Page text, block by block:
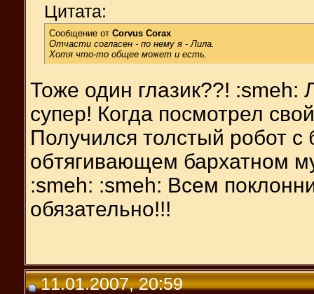
Цитата:
Сообщение от Corvus Corax
Отчасти согласен - по нему я - Лила.
Хотя что-то общее может и есть.
Тоже один глазик??!
супер! Когда посмотрел
Получился толстый робот
обтягивающем бархатном
:smeh: :smeh: Всем
обязательно!!!
11.01.2007, 20:59